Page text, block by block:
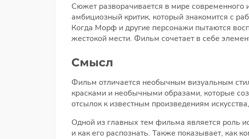
Сюжет разворачивается в мире
амбициозный критик, который знакомится с
Когда Морф и другие персонажи пытаются
жестокой мести. Фильм сочетает в себе
Смысл
Фильм отличается необычным визуальным
красками и необычными образами, которые
отсылок к известным произведениям
Одной из главных тем фильма является роль
и как его распознать. Также показывает, как